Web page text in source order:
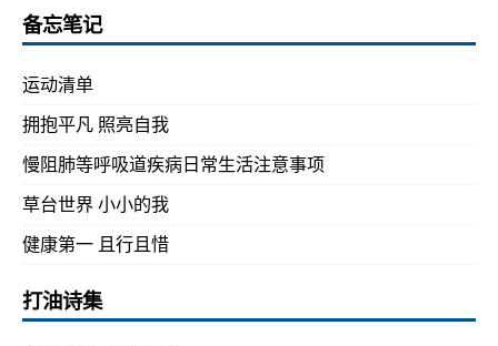
备忘笔记
运动清单
拥抱平凡 照亮自我
慢阻肺等呼吸道疾病日常生活注意事项
草台世界 小小的我
健康第一 且行且惜
打油诗集